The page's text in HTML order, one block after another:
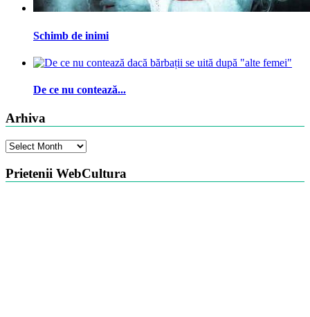
Schimb de inimi
De ce nu contează...
Arhiva
Arhiva
Prietenii WebCultura